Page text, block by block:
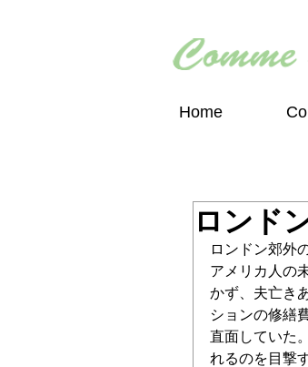
Home
ロンド
ロンドン郊外
アメリカ人の
かず、夫亡き
ションの修繕
直面していた
れるのを目撃